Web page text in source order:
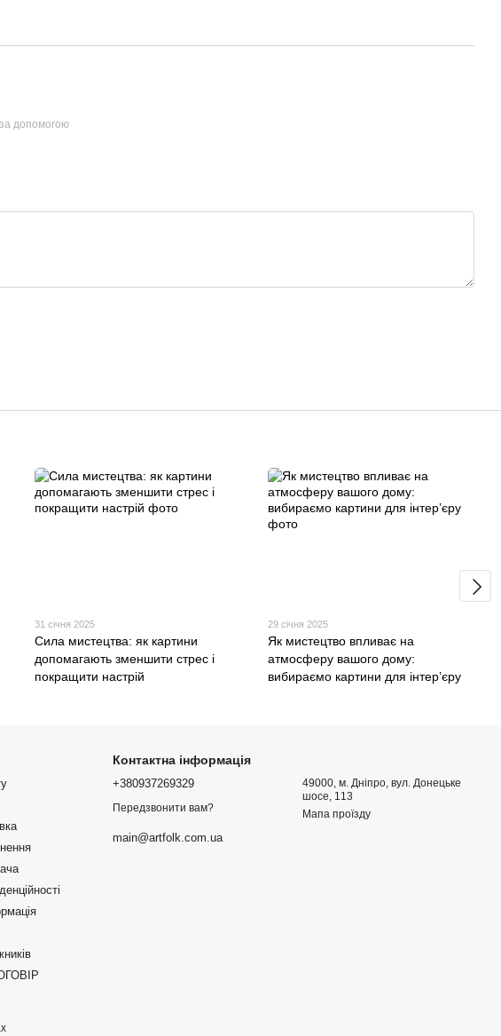
допомогою
31 січня 2025
Сила мистецтва: як картини
допомагають зменшити стрес і
покращити настрій
29 січня 2025
Як мистецтво впливає на
атмосферу вашого дому:
вибираємо картини для інтер’єру
Контактна інформація
+380937269329
Передзвонити вам?
main@artfolk.com.ua
49000, м. Дніпро, вул. Донецьке
шосе, 113
Мапа проїзду